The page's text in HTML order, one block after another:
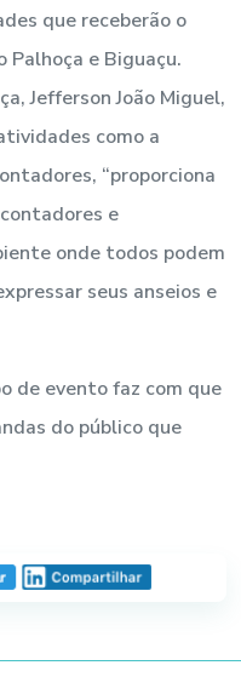
que receberão o
Palhoça e Biguaçu.
Jefferson João Miguel,
como a
“proporciona
e
onde todos podem
seus anseios e
de evento faz com que
do público que